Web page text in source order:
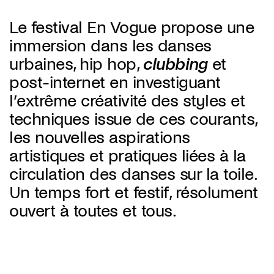
Le festival En Vogue propose une
immersion dans les danses
urbaines, hip hop, clubbinget
post-internet en investiguant
l’extrême créativité des styles et
techniques issue de ces courants,
les nouvelles aspirations
artistiques et pratiques liées à la
circulation des danses sur la toile.
Un temps fort et festif, résolument
ouvert à toutes et tous.